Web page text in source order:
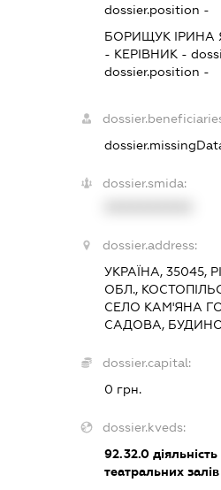
dossier.position -
БОРИЩУК ІРИНА
- КЕРІВНИК -
dossier.position -
dossier.smida:
dossier.address:
УКРАЇНА, 35045,
ОБЛ.,
СЕЛО КАМ'ЯНА
САДОВА,
dossier.capital:
0 грн.
dossier.kveds:
92.32.0
театральних залів